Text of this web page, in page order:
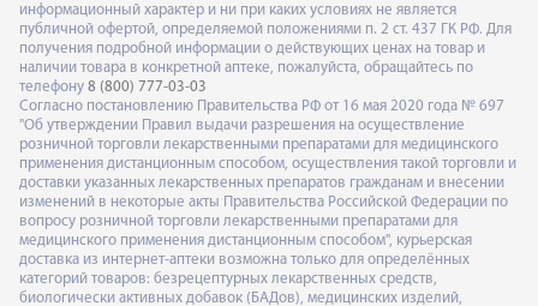
информационный характер и ни при каких условиях не является
публичной офертой, определяемой положениями п. 2 ст. 437 ГК РФ. Для
получения подробной информации о действующих ценах на товар и
наличии товара в конкретной аптеке, пожалуйста, обращайтесь по
телефону 8 (800) 777-03-03
Согласно постановлению Правительства РФ от 16 мая 2020 года № 697
"Об утверждении Правил выдачи разрешения на осуществление
розничной торговли лекарственными препаратами для медицинского
применения дистанционным способом, осуществления такой торговли и
доставки указанных лекарственных препаратов гражданам и внесении
изменений в некоторые акты Правительства Российской Федерации по
вопросу розничной торговли лекарственными препаратами для
медицинского применения дистанционным способом", курьерская
доставка из интернет-аптеки возможна только для определённых
категорий товаров: безрецептурных лекарственных средств,
биологически активных добавок (БАДов), медицинских изделий,